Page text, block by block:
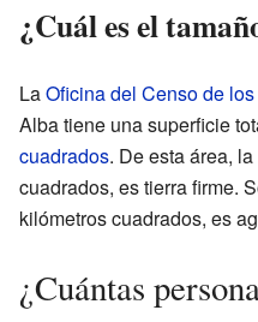
¿Cuál es el
LaOficina del Censo de
Alba tiene una superficie
cuadrados. De esta área,
cuadrados, es tierra firme.
kilómetros cuadrados, es
¿Cuántas